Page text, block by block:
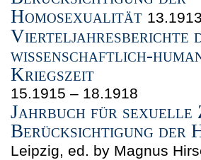
Homosexualität
Vierteljahresberichte
wissenschaftlich-
Kriegszeit
15.1915 – 18.1918
Jahrbuch für sexuelle
Berücksichtigung der
Leipzig, ed. by Magnus